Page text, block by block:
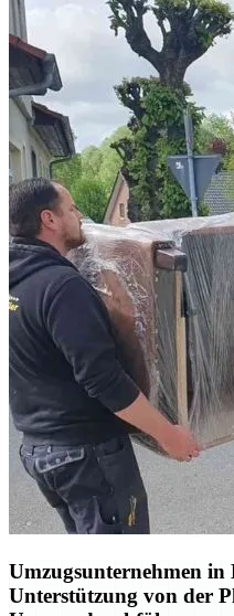
Umzugsunternehmen in
Unterstützung von der